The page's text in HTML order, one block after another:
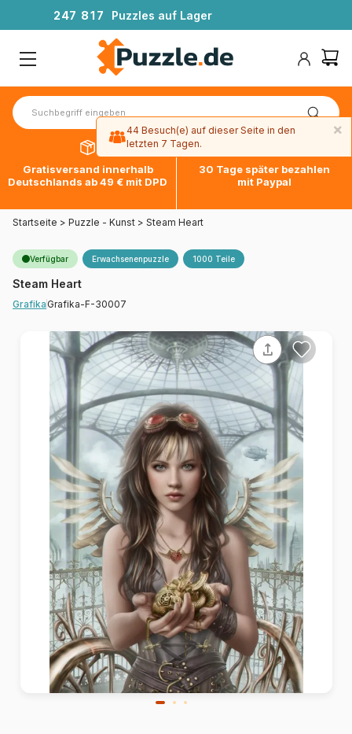
247 81 7 Puzzles auf Lager
Gratisversand innerhalb
Deutschlands ab 49 € mit DPD
30 Tage später bezahlen
mit Paypal
Startseite > Puzzle - Kunst > Steam Heart
Verfügbar Erwachsenenpuzzle 1000 Teile
Steam Heart
Grafika Grafika-F-30007
×
44 Besuch(e) auf dieser Seite in den
letzten 7 Tagen.